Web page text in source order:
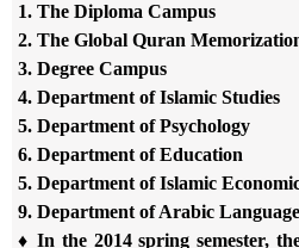
1. The Diploma Campus
2. The Global Quran
3. Degree Campus
4. Department of Islamic Studies
5. Department of Psychology
6. Department of Education
5. Department of Islamic
9. Department of Arabic
♦ In the 2014 spring semester,